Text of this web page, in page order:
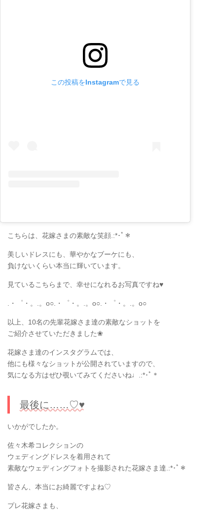
この投稿をInstagramで見る
こちらは、花嫁さまの素敵な笑顔.:*･ﾟ＊
美しいドレスにも、華やかなブーケにも、
負けないくらい本当に輝いています。
見ているこちらまで、幸せになれるお写真ですね♥
.・゜・。.。o○.・゜・。.。o○.・゜・。.。o○
以上、10名の先輩花嫁さま達の素敵なショットを
ご紹介させていただきました❀
花嫁さま達のインスタグラムでは、
他にも様々なショットが公開されていますので、
気になる方はぜひ覗いてみてくださいね♩.:*･ﾟ＊
最後に……♡♥
いかがでしたか。
佐々木希コレクションの
ウェディングドレスを着用されて
素敵なウェディングフォトを撮影された花嫁さま達.:*･ﾟ＊
皆さん、本当にお綺麗ですよね♡
プレ花嫁さまも、